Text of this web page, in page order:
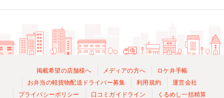
掲載希望の店舗様へ メディアの方へ
ロケ弁手帳
お弁当の軽貨物配送ドライバー募集
利用規約
運営会社
プライバシーポリシー
口コミガイドライン くるめし一括精算